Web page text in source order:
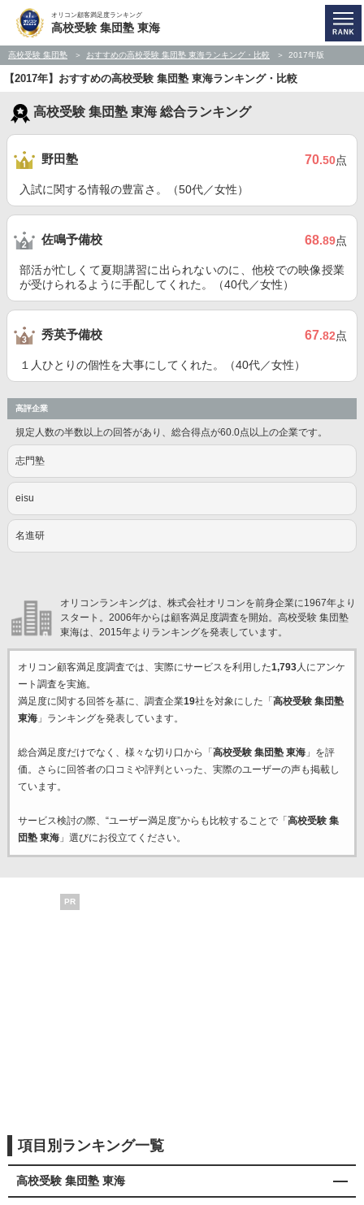
オリコン顧客満足度ランキング
高校受験 集団塾 東海
高校受験 集団塾 おすすめの高校受験 集団塾 東海ランキング・比較 2017年版
【2017年】おすすめの高校受験 集団塾 東海ランキング・比較
高校受験 集団塾 東海 総合ランキング
野田塾 70.50点
入試に関する情報の豊富さ。（50代／女性）
佐鳴予備校 68.89点
部活が忙しくて夏期講習に出られないのに、他校での映像授業
が受けられるように手配してくれた。（40代／女性）
秀英予備校 67.82点
１人ひとりの個性を大事にしてくれた。（40代／女性）
高評企業
規定人数の半数以上の回答があり、総合得点が60.0点以上の企業です。
志門塾
eisu
名進研
オリコンランキングは、株式会社オリコンを前身企業に1967年より
スタート。2006年からは顧客満足度調査を開始。高校受験 集団塾
東海は、2015年よりランキングを発表しています。
オリコン顧客満足度調査では、実際にサービスを利用した1,793人にアンケ
ート調査を実施。
満足度に関する回答を基に、調査企業19社を対象にした「 高校受験 集団塾
東海」ランキングを発表しています。
総合満足度だけでなく、様々な切り口から「 高校受験 集団塾 東海」を評
価。さらに回答者の口コミや評判といった、実際のユーザーの声も掲載し
ています。
サービス検討の際、“ユーザー満足度”からも比較することで「 高校受験 集
団塾 東海」選びにお役立てください。
PR
項目別ランキング一覧
高校受験 集団塾 東海